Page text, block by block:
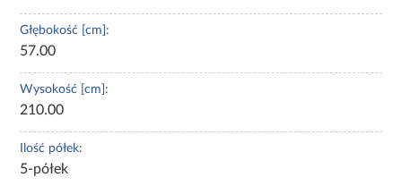
Głębokość [cm]:
57.00
Wysokość [cm]:
210.00
Ilość półek:
5-półek